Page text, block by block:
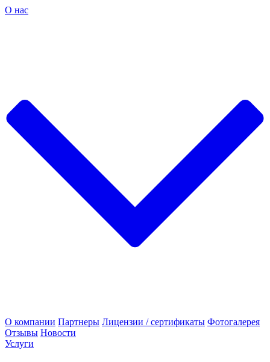
О нас
О компании Партнеры Лицензии / сертификаты Фотогалерея
Отзывы Новости
Услуги